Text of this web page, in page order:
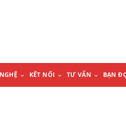
KẾT NỐI TƯ VẤN BẠN